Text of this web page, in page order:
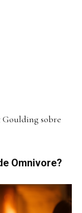
Goulding sobre
Omnivore?